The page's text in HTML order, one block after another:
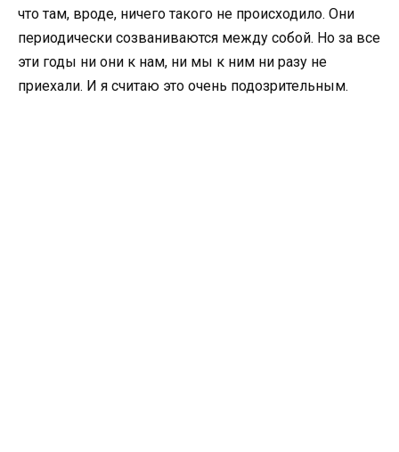
что там, вроде, ничего такого не происходило. Они
периодически созваниваются между собой. Но за все
эти годы ни они к нам, ни мы к ним ни разу не
приехали. И я считаю это очень подозрительным.